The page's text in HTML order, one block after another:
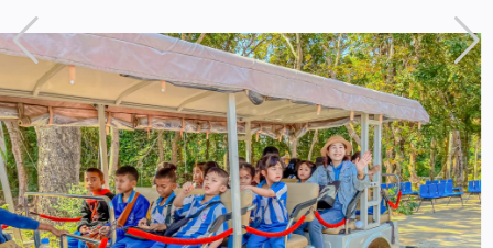
https://photos.app.goo.gl/XpLc3ftWAdwLYX2V8 ————————————————